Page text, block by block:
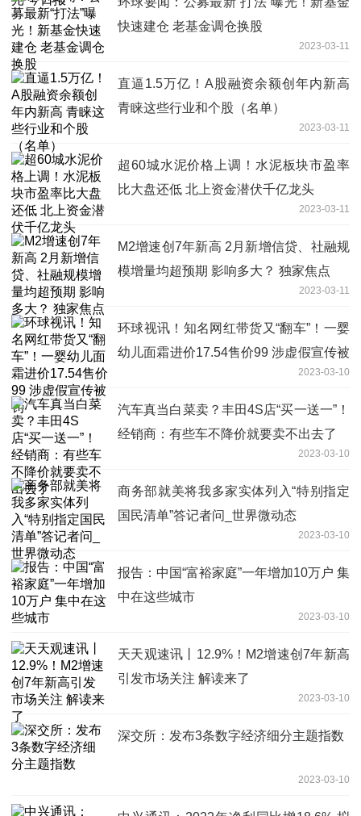
快速建仓 老基金调仓换股
2023-03-11
直逼1.5万亿！A股融资余额创年内新高
青睐这些行业和个股（名单）
2023-03-11
超60城水泥价格上调！水泥板块市盈率
比大盘还低 北上资金潜伏千亿龙头
2023-03-11
M2增速创7年新高 2月新增信贷、社融规
模增量均超预期 影响多大？ 独家焦点
2023-03-11
环球视讯！知名网红带货又“翻车”！一婴
幼儿面霜进价17.54售价99 涉虚假宣传被
2023-03-10
汽车真当白菜卖？丰田4S店“买一送一”！
经销商：有些车不降价就要卖不出去了
2023-03-10
商务部就美将我多家实体列入“特别指定
国民清单”答记者问_世界微动态
2023-03-10
报告：中国“富裕家庭”一年增加10万户 集
中在这些城市
2023-03-10
天天观速讯丨12.9%！M2增速创7年新高
引发市场关注 解读来了
2023-03-10
深交所：发布3条数字经济细分主题指数
2023-03-10